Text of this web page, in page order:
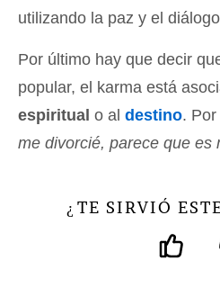
utilizando la paz y el
Por último hay que decir
popular, el karma está
espiritual o al destino.
me divorcié, parece que es
¿ TE SIRVIÓ